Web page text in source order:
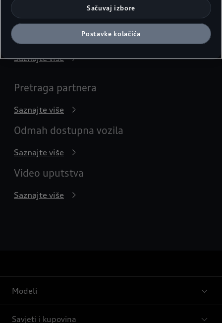
Saznajte više
Cjenovnici i katalozi
Saznajte više
Pretraga partnera
Saznajte više
Odmah dostupna vozila
Saznajte više
Video uputstva
Saznajte više
Modeli
Savjeti i kupovina
Sačuvaj izbore
Postavke kolačića